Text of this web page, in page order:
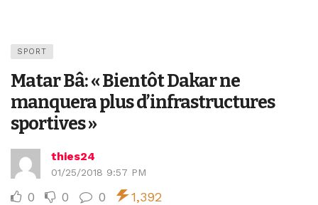
SPORT
Matar Bâ: « Bientôt Dakar ne
manquera plus d’infrastructures
sportives »
thies24
01/25/2018 9:57 PM
0 0 0 1,392